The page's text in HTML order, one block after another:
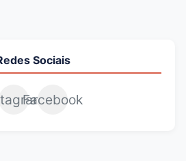
Sociais
Facebook